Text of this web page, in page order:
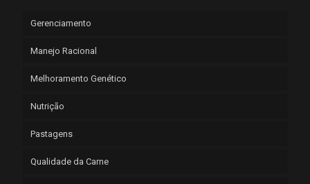
Gerenciamento
Manejo Racional
Melhoramento Genético
Nutrição
Pastagens
Qualidade da Carne